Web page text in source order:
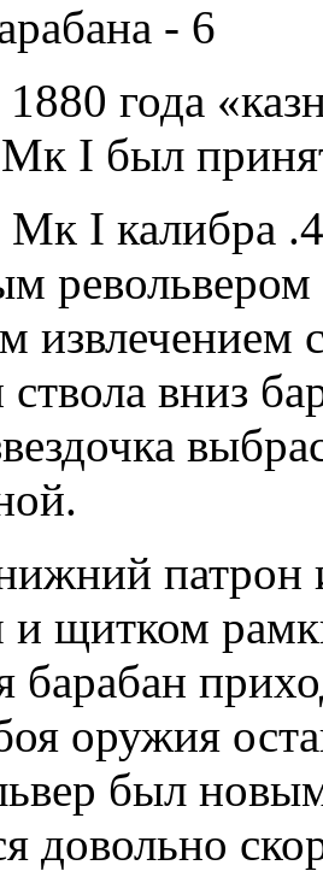
- 6
1880 года
I был
I калибра
револьвером
извлечением
вниз
патрон
и щитком
барабан
оружия
был
довольно